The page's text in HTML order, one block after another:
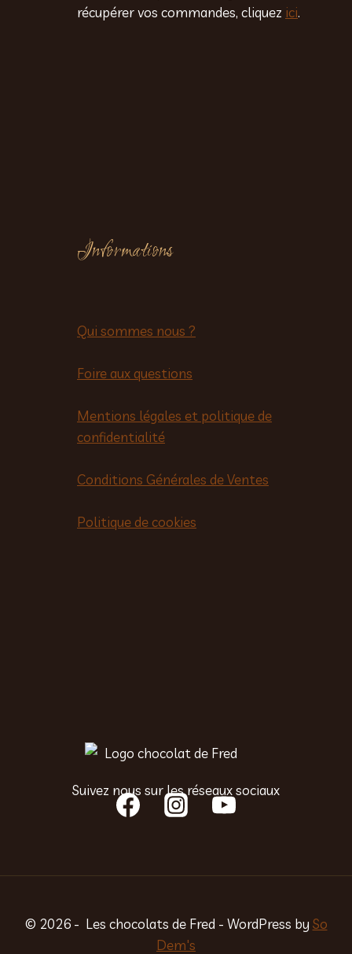
récupérer vos commandes, cliquez ici.
Informations
Qui sommes nous ?
Foire aux questions
Mentions légales et politique de
confidentialité
Conditions Générales de Ventes
Politique de cookies
Suivez nous sur les réseaux sociaux
© 2026 - Les chocolats de Fred - WordPress by So
Dem's